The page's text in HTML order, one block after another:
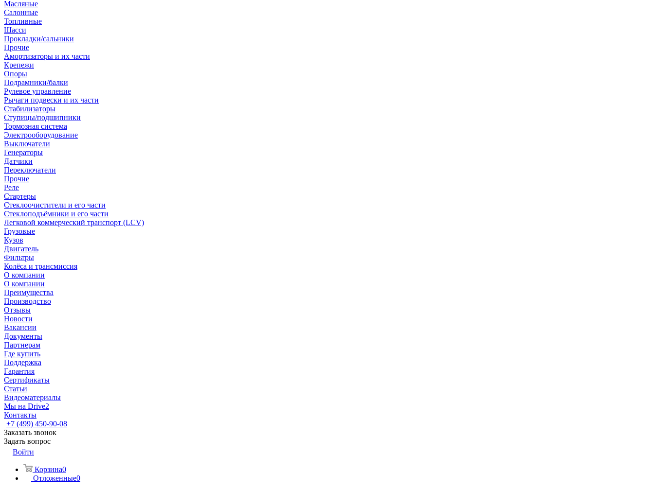
Масляные
Салонные
Топливные
Шасси
Прокладки/сальники
Прочие
Амортизаторы и их части
Крепежи
Опоры
Подрамники/балки
Рулевое управление
Рычаги подвески и их части
Стабилизаторы
Ступицы/подшипники
Тормозная система
Электрооборудование
Выключатели
Генераторы
Датчики
Переключатели
Прочие
Реле
Стартеры
Стеклоочистители и его части
Стеклоподъёмники и его части
Легковой коммерческий транспорт (LCV)
Грузовые
Кузов
Двигатель
Фильтры
Колёса и трансмиссия
О компании
О компании
Преимущества
Производство
Отзывы
Новости
Вакансии
Документы
Партнерам
Где купить
Поддержка
Гарантия
Сертификаты
Статьи
Видеоматериалы
Мы на Drive2
Контакты
+7 (499) 450-90-08
Заказать звонок
Задать вопрос
Войти
Корзина0
Отложенные0